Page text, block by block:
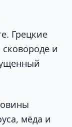
Грецкие
и
мёда и